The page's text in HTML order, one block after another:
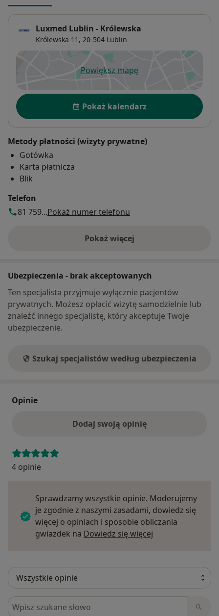
________________________________________
• Wymagana jest wcześniejsza rezerwacja
terminu.
• Badanie przeznaczone jest dla osób od 18. roku
Wczesna diagnoza umożliwia rozpoczęcie
skutecznego leczenia i poprawę jakości życia
Luxmed Lublin - Królewska
Królewska 11, 20-504 Lublin
Powiększ mapęotwiera się w nowej karcie
Dostępność
Pokaż kalendarz
Metody płatności (wizyty prywatne)
Gotówka
Karta płatnicza
Blik
Telefon
81 759...Pokaż numer telefonu
Pokaż więcej
o adresie
Ubezpieczenia - brak akceptowanych
Ten specjalista przyjmuje wyłącznie pacjentów
prywatnych. Możesz opłacić wizytę samodzielnie lub
znaleźć innego specjalistę, który akceptuje Twoje
ubezpieczenie.
Szukaj specjalistów według ubezpieczenia
Opinie
Dodaj swoją opinię
4 opinie
Sprawdzamy wszystkie opinie. Moderujemy
je zgodnie z naszymi zasadami, dowiedz się
więcej o opiniach i sposobie obliczania
gwiazdek na Dowiedz się więcej
Szukaj w opiniach